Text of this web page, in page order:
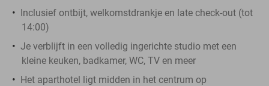
Inclusief ontbijt, welkomstdrankje en late check-out (tot
14:00)
Je verblijft in een volledig ingerichte studio met een
kleine keuken, badkamer, WC, TV en meer
Het aparthotel ligt midden in het centrum op